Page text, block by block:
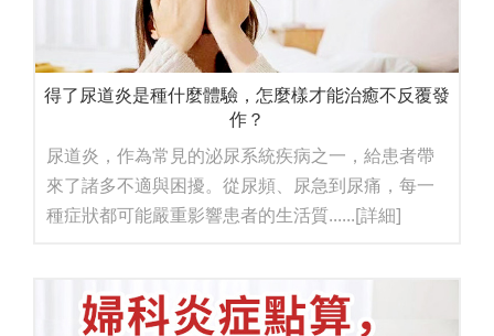
得了尿道炎是種什麼體驗，怎麼樣才能治癒不反覆發
作？
尿道炎，作為常見的泌尿系統疾病之一，給患者帶
來了諸多不適與困擾。從尿頻、尿急到尿痛，每一
種症狀都可能嚴重影響患者的生活質......[詳細]